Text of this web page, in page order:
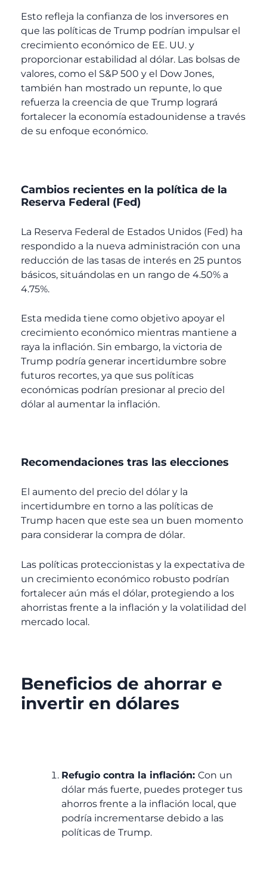
Esto refleja la confianza de los inversores en
que las políticas de Trump podrían impulsar el
crecimiento económico de EE. UU. y
proporcionar estabilidad al dólar. Las bolsas de
valores, como el S&P 500 y el Dow Jones,
también han mostrado un repunte, lo que
refuerza la creencia de que Trump logrará
fortalecer la economía estadounidense a través
de su enfoque económico.
Cambios recientes en la política de la
Reserva Federal (Fed)
La Reserva Federal de Estados Unidos (Fed) ha
respondido a la nueva administración con una
reducción de las tasas de interés en 25 puntos
básicos, situándolas en un rango de 4.50% a
4.75%.
Esta medida tiene como objetivo apoyar el
crecimiento económico mientras mantiene a
raya la inflación. Sin embargo, la victoria de
Trump podría generar incertidumbre sobre
futuros recortes, ya que sus políticas
económicas podrían presionar al precio del
dólar al aumentar la inflación.
Recomendaciones tras las elecciones
El aumento del precio del dólar y la
incertidumbre en torno a las políticas de
Trump hacen que este sea un buen momento
para considerar la compra de dólar.
Las políticas proteccionistas y la expectativa de
un crecimiento económico robusto podrían
fortalecer aún más el dólar, protegiendo a los
ahorristas frente a la inflación y la volatilidad del
mercado local.
Beneficios de ahorrar e
invertir en dólares
Refugio contra la inflación: Con un
dólar más fuerte, puedes proteger tus
ahorros frente a la inflación local, que
podría incrementarse debido a las
políticas de Trump.